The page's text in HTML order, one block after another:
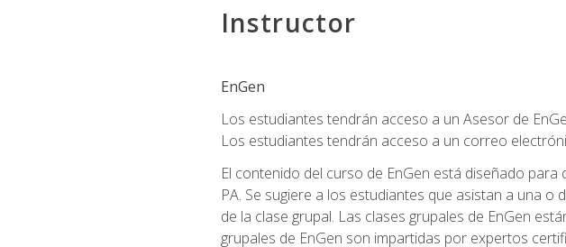
Instructor
EnGen
Los estudiantes tendrán acceso a un Asesor de
Los estudiantes tendrán acceso a un correo
El contenido del curso de EnGen está diseñado
PA. Se sugiere a los estudiantes que asistan a una
de la clase grupal. Las clases grupales de EnGen
grupales de EnGen son impartidas por expertos